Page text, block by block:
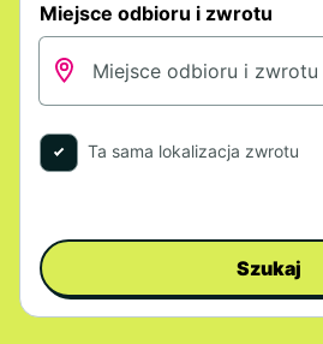
Miejsce odbioru i zwrotu
Ta sama lokalizacja zwrotu
Szukaj